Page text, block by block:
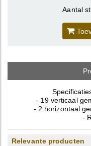
Aantal
- 19 verticaal
- 2 horizontaal
-
Relevante producten